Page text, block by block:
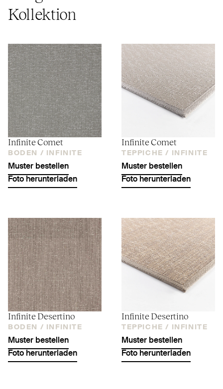
Kollektion
Infinite Comet
BODEN / INFINITE
Muster bestellen
Foto herunterladen
Infinite Comet
TEPPICHE / INFINITE
Muster bestellen
Foto herunterladen
Infinite Desertino
BODEN / INFINITE
Muster bestellen
Foto herunterladen
Infinite Desertino
TEPPICHE / INFINITE
Muster bestellen
Foto herunterladen